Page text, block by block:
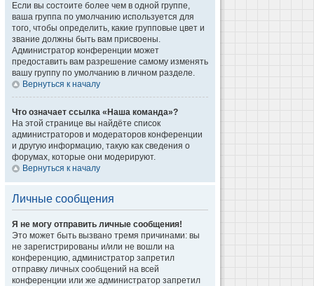
Если вы состоите более чем в одной группе,
ваша группа по умолчанию используется для
того, чтобы определить, какие групповые цвет и
звание должны быть вам присвоены.
Администратор конференции может
предоставить вам разрешение самому изменять
вашу группу по умолчанию в личном разделе.
Вернуться к началу
Что означает ссылка «Наша команда»?
На этой странице вы найдёте список
администраторов и модераторов конференции
и другую информацию, такую как сведения о
форумах, которые они модерируют.
Вернуться к началу
Личные сообщения
Я не могу отправить личные сообщения!
Это может быть вызвано тремя причинами: вы
не зарегистрированы и/или не вошли на
конференцию, администратор запретил
отправку личных сообщений на всей
конференции или же администратор запретил